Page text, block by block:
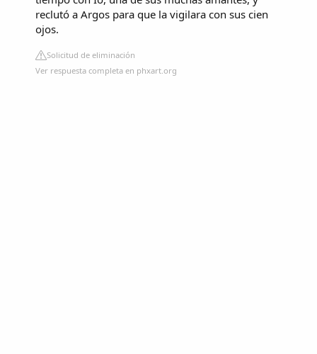
reclutó a Argos para que la vigilara con sus cien
ojos.
Solicitud de eliminación
Ver respuesta completa en phxart.org